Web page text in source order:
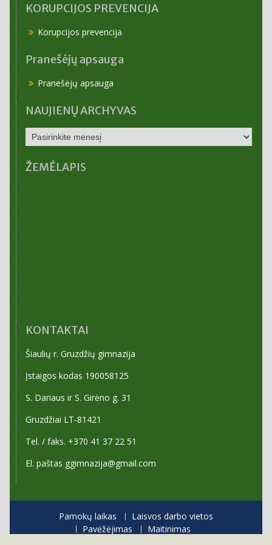
KORUPCIJOS PREVENCIJA
Korupcijos prevencija
Pranešėjų apsauga
Pranešėjų apsauga
NAUJIENŲ ARCHYVAS
NAUJIENŲ
ARCHYVAS
ŽEMĖLAPIS
KONTAKTAI
Šiaulių r. Gruzdžių gimnazija
Įstaigos kodas 190058125
S. Dariaus ir S. Girėno g. 31
Gruzdžiai LT-81421
Tel. / faks. +370 41 37 22 51
El. paštas ggimnazija@gmail.com
Pamokų laikas
Laisvos darbo vietos
Pavėžėjimas
Maitinimas